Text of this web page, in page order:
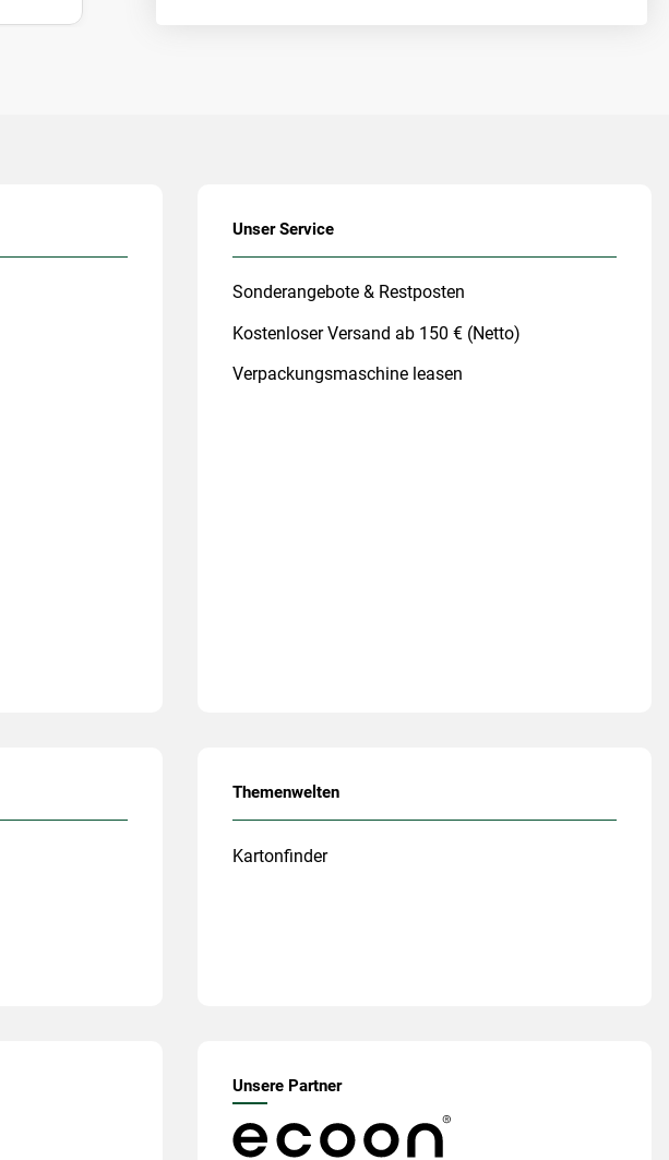
Unser Service
Sonderangebote & Restposten
Kostenloser Versand ab 150 € (Netto)
Verpackungsmaschine leasen
Themenwelten
Kartonfinder
Unsere Partner